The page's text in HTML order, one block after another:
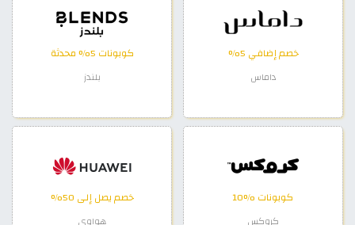
خصم إضافي 5%
داماس
كوبونات 5% محدثة
بلندز
كوبونات %10
كروكس
خصم يصل إلى 50%
هواوي